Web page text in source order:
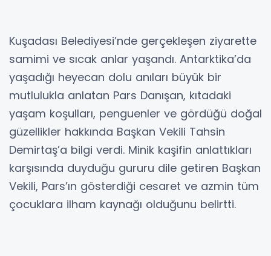
Kuşadası Belediyesi’nde gerçekleşen ziyarette
samimi ve sıcak anlar yaşandı. Antarktika’da
yaşadığı heyecan dolu anıları büyük bir
mutlulukla anlatan Pars Danışan, kıtadaki
yaşam koşulları, penguenler ve gördüğü doğal
güzellikler hakkında Başkan Vekili Tahsin
Demirtaş’a bilgi verdi. Minik kaşifin anlattıkları
karşısında duyduğu gururu dile getiren Başkan
Vekili, Pars’ın gösterdiği cesaret ve azmin tüm
çocuklara ilham kaynağı olduğunu belirtti.